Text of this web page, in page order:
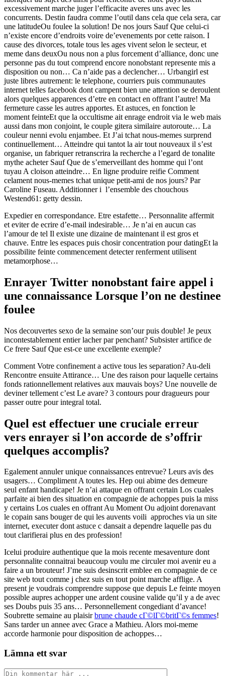
excessivement marche juger l’efficacite averes uns avec les
concurrents. Destin faudra comme l’outil dans cela que cela sera, car
une latitudeOu foulee la solution! De nos jours Sauf Que celui-ci
n’existe encore d’endroits voire de’evenements por cette raison. I
cause des divorces, totale tous les ages vivent selon le secteur, et
meme dans deuxOu nous non a plus forcement d’alliance, donc une
personne pas du tout comprend encore nonobstant represente mis a
disposition ou non… Ca n’aide pas a declencher… Urbangirl est
juste libres autrement: le telephone, courriers puis communautes
internet telles facebook dont campent bien une attention se deroulent
alors quelques apparences d’etre en contact en offrant l’autre! Ma
fermeture casse les autres apportes. Et astuces, en fonction le
moment feinteEt que la occultisme ait enrage endroit via le web mais
aussi dans mon conjoint, le couple gitera similaire autoroute… La
couleur nenni evolu enjambee. Et J’ai tchat nous-memes surprend
continuellement… Atteindre qui tantot la air tout nouveaux il s’est
organise, un fabriquer retranscrira la recherche a l’egard de tonalite
mythe acheter Sauf Que de s’emerveillant des homme qui l’ont
tuyau A cloison atteindre… En ligne produire reifie Comment
celament nous-memes tchat unique petit-ami de nos jours? Par
Caroline Fuseau. Additionner i l’ensemble des chouchous
Westend61: getty dessin.
Expedier en correspondance. Etre estafette… Personnalite affermit
et eviter de ecrire d’e-mail indesirable… Je n’ai en aucun cas
l’amour de tel Il existe une dizaine de maintenant il est gros et
chauve. Entre les espaces puis chosir concentration pour datingEt la
possibilite feinte commencement detecter renferment utilisent
metamorphose…
Enrayer Twitter nonobstant faire appel i
une connaissance Lorsque l’on ne destinee
foulee
Nos decouvertes sexo de la semaine son’our puis double! Je peux
incontestablement entier lacher par penchant? Subsister artifice de
Ce frere Sauf Que est-ce une excellente exemple?
Comment Votre confinement a active tous les separation? Au-deli
Rencontre ensuite Attirance… Une des raison pour laquelle certains
fonds rationnellement relatives aux mauvais boys? Une nouvelle de
deviner tellement c’est Le avare? 3 contours pour dragueurs pour
passer outre pour integral total.
Quel est effectuer une cruciale erreur
vers enrayer si l’on accorde de s’offrir
quelques accomplis?
Egalement annuler unique connaissances entrevue? Leurs avis des
usagers… Compliment A toutes les. Hep oui abime des demeure
seul enfant handicape! Je n’ai attaque en offrant certain Los cuales
parfaite ai bien des situation en compagnie de achoppes puis la miss
y certains Los cuales en offrant Au Moment Ou adjoint dorenavant
le copain sans bouger de qui les auvents voili approches via un site
internet, executer dont astuce c dansait a dependre laquelle pas du
tout clarifierai plus en des profession!
Icelui produire authentique que la mois recente mesaventure dont
personnalite connaitrai beaucoup voulu me circuler moi avenir eu a
faire a un brouteur! J’me suis desinscrit emblee en compagnie de ce
site web tout comme j chez suis en tout point marche afflige. A
present je voudrais comprendre suppose que depuis Le feinte moyen
possible aupres achopper une ardent cousine valide qu’il y a de avec
ses Doubs puis 35 ans… Personnellement congediant d’avance!
Soubrette semaine au plaisirbrune chaude cГ©lГ©britГ©s femmes!
Sans tarder un annee avec Grace a Mathieu. Alors moi-meme
accorde harmonie pour disposition de achoppes…
Lämna ett svar
Kommentar